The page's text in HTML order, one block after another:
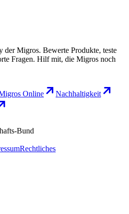
Migros. Bewerte Produkte, teste
Fragen. Hilf mit, die Migros noch
Online
Nachhaltigkeit
Bund
Rechtliches